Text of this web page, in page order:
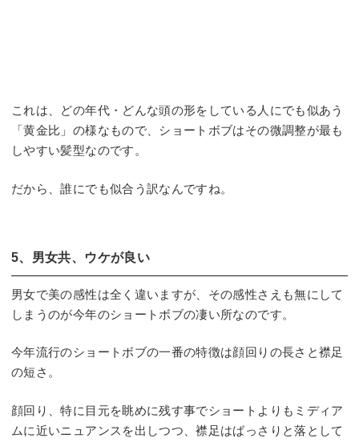
これは、どの年代・どんな頭の形をしている人にでも似あう
「黄金比」の様なもので、ショートボブはその微調整が最も
しやすい髪型なのです。
だから、誰にでも似合う訳なんですね。
5、男女共、ウケが良い
男女で美の感性は全く違いますが、その感性さえも無にして
しまうのが今年のショートボブの凄い所なのです。
今年流行のショートボブの一番の特徴は顔回りの長さと襟足
の短さ。
顔回り、特に目元を眺めに残す事でショートよりもミディア
ムに近いニュアンスを出しつつ、襟足はばっさりと落として